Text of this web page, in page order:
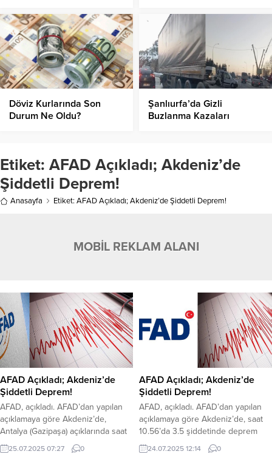
Döviz Kurlarında Son
Durum Ne Oldu?
Şanlıurfa’da Gizli
Buzlanma Kazaları
Etiket: AFAD Açıkladı; Akdeniz’de
Şiddetli Deprem!
Anasayfa Etiket: AFAD Açıkladı; Akdeniz’de Şiddetli Deprem!
MOBİL REKLAM ALANI
AFAD Açıkladı; Akdeniz’de
Şiddetli Deprem!
AFAD, açıkladı. AFAD’dan yapılan
açıklamaya göre Akdeniz’de,
Antalya (Gazipaşa) açıklarında saat
06.31’de 3.7 şiddetinde deprem
25.07.2025 07:27 0
AFAD Açıkladı; Akdeniz’de
Şiddetli Deprem!
AFAD, açıkladı. AFAD’dan yapılan
açıklamaya göre Akdeniz’de, saat
10.56’da 3.5 şiddetinde deprem
oldu. Afet ve Acil Durum Yönetimi
24.07.2025 12:14 0